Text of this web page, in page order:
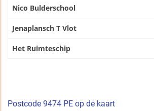
Nico Bulderschool
Jenaplansch T Vlot
Het Ruimteschip
Postcode 9474 PE op de kaart